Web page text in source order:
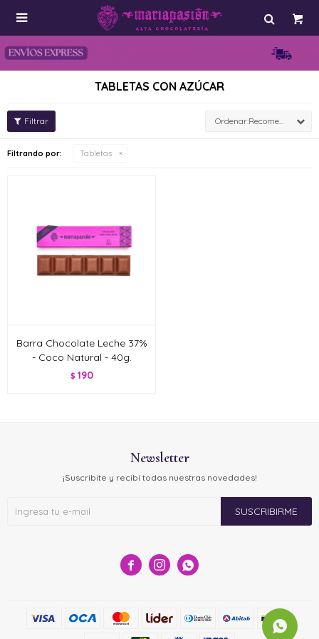

TABLETAS CON AZÚCAR
Recomendados
Filtrando por: Tabletas
Barra Chocolate Leche 37%
- Coco Natural - 40g.
$ 190
  
Newsletter
¡Suscribite y recibí todas nuestras novedades!
SUSCRIBIRME